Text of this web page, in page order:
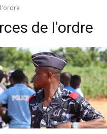
de l'ordre